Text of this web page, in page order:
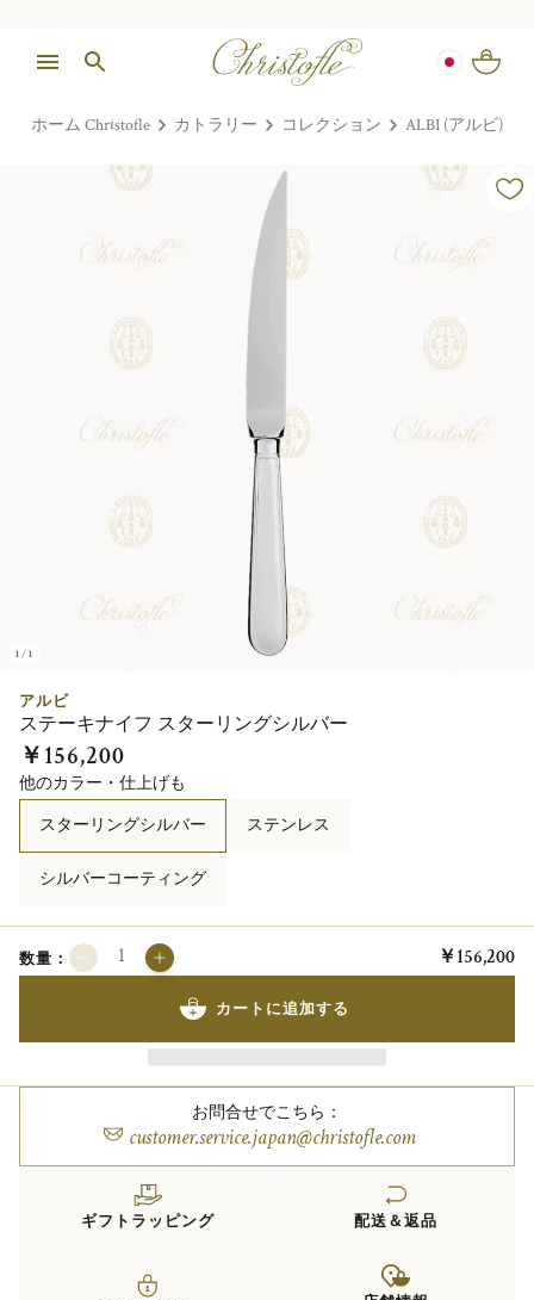
ホーム Christofle カトラリー コレクション ALBI (アルビ)
1/1
アルビ
ステーキナイフ スターリングシルバー
￥156,200
他のカラー・仕上げも
スターリングシルバー
ステンレス
シルバーコーティング
数量： ￥156,200
カートに追加する
お問合せでこちら：
customer.service.japan@christofle.com
ギフトラッピング 配送＆返品